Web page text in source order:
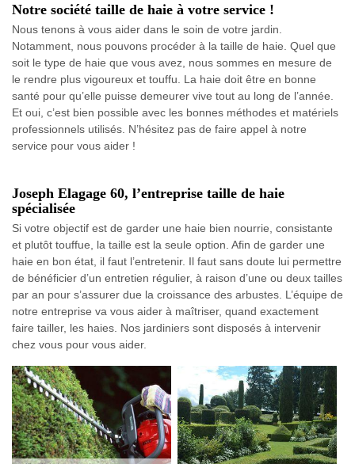
Notre société taille de haie à votre service !
Nous tenons à vous aider dans le soin de votre jardin.
Notamment, nous pouvons procéder à la taille de haie. Quel que
soit le type de haie que vous avez, nous sommes en mesure de
le rendre plus vigoureux et touffu. La haie doit être en bonne
santé pour qu’elle puisse demeurer vive tout au long de l’année.
Et oui, c’est bien possible avec les bonnes méthodes et matériels
professionnels utilisés. N’hésitez pas de faire appel à notre
service pour vous aider !
Joseph Elagage 60, l’entreprise taille de haie
spécialisée
Si votre objectif est de garder une haie bien nourrie, consistante
et plutôt touffue, la taille est la seule option. Afin de garder une
haie en bon état, il faut l’entretenir. Il faut sans doute lui permettre
de bénéficier d’un entretien régulier, à raison d’une ou deux tailles
par an pour s’assurer due la croissance des arbustes. L’équipe de
notre entreprise va vous aider à maîtriser, quand exactement
faire tailler, les haies. Nos jardiniers sont disposés à intervenir
chez vous pour vous aider.